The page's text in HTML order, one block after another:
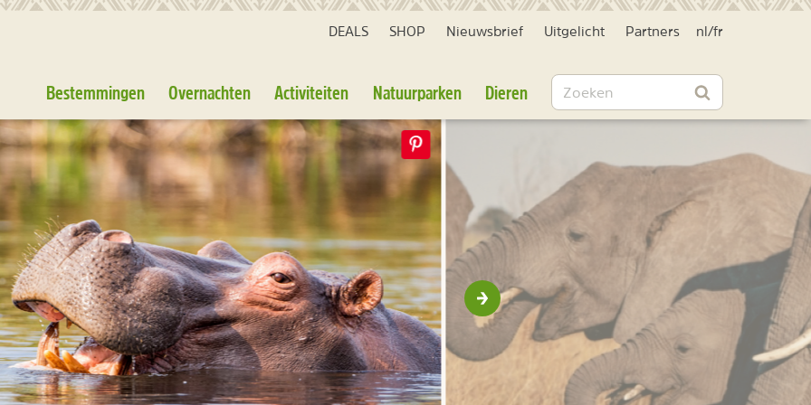
DEALS SHOP Nieuwsbrief Uitgelicht Partners nl /fr
Bestemmingen Overnachten Activiteiten Natuurparken Dieren Zoeken
Zoeken
Volgende